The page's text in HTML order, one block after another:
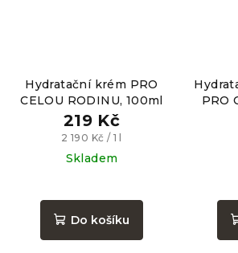
Hydratační krém PRO
CELOU RODINU, 100ml
219 Kč
Měrná
cena:
2 190 Kč / 1 l
Skladem
hodnocení
produktu
Do košíku
PRO